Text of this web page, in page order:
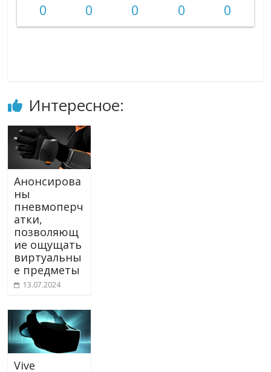
0 0 0 0 0
Интересное:
Анонсирова
ны
пневмоперч
атки,
позволяющ
ие ощущать
виртуальны
е предметы
13.07.2024
Vive